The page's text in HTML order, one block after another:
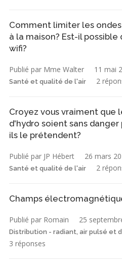
Comment limiter les
à la maison? Est-il
wifi?
Publié par Mme Walter 11 mai
Santé et qualité de l'air 2
Croyez vous vraiment que
d'hydro soient sans
ils le prétendent?
Publié par JP Hébert 26 mars
Santé et qualité de l'air 2
Champs
Publié par Romain 25
Distribution - radiant, air pulsé et
3 réponses